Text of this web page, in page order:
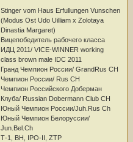
Stinger vom Haus Erfullungen Vunschen
(Modus Ost Udo Uilliam х Zolotaya
Dinastia Margaret)
Вицепобедитель рабочего класса
ИДЦ 2011/ VICE-WINNER working
class brown male IDC 2011
Гранд Чемпион России/ GrandRus CH
Чемпион России/ Rus CH
Чемпион Российского Доберман
Клуба/ Russian Dobermann Club CH
Юный Чемпион России/Juh.Rus Ch
Юный Чемпион Белоруссии/
Jun.Bel.Ch
Т-1, BH, IPO-II, ZTP